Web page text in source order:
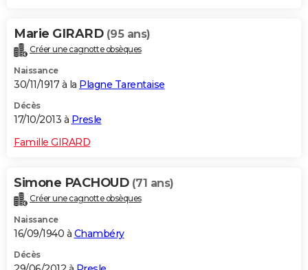
Marie GIRARD (95 ans)
Créer une cagnotte obsèques
Naissance
30/11/1917 à la Plagne Tarentaise
Décès
17/10/2013 à Presle
Famille GIRARD
Simone PACHOUD (71 ans)
Créer une cagnotte obsèques
Naissance
16/09/1940 à Chambéry
Décès